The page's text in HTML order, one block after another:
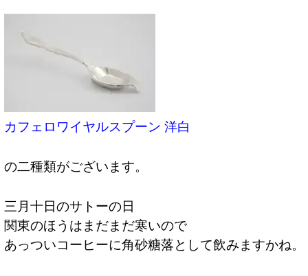
カフェロワイヤルスプーン 洋白
の二種類がございます。
三月十日のサトーの日
関東のほうはまだまだ寒いので
あっついコーヒーに角砂糖落として飲みますかね。